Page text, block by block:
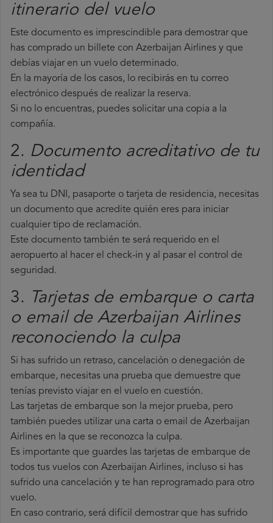
itinerario del vuelo
Este documento es imprescindible para demostrar que
has comprado un billete con Azerbaijan Airlines y que
debías viajar en un vuelo determinado.
En la mayoría de los casos, lo recibirás en tu correo
electrónico después de realizar la reserva.
Si no lo encuentras, puedes solicitar una copia a la
compañía.
2. Documento acreditativo de tu
identidad
Ya sea tu DNI, pasaporte o tarjeta de residencia, necesitas
un documento que acredite quién eres para iniciar
cualquier tipo de reclamación.
Este documento también te será requerido en el
aeropuerto al hacer el check-in y al pasar el control de
seguridad.
3.
Tarjetas de embarque o carta
o email de Azerbaijan Airlines
reconociendo la culpa
Si has sufrido un retraso, cancelación o denegación de
embarque, necesitas una prueba que demuestre que
tenías previsto viajar en el vuelo en cuestión.
Las tarjetas de embarque son la mejor prueba, pero
también puedes utilizar una carta o email de Azerbaijan
Airlines en la que se reconozca la culpa.
Es importante que guardes las tarjetas de embarque de
todos tus vuelos con Azerbaijan Airlines, incluso si has
sufrido una cancelación y te han reprogramado para otro
vuelo.
En caso contrario, será difícil demostrar que has sufrido